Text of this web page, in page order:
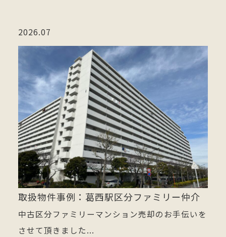
2026.07
取扱物件事例：葛西駅区分ファミリー仲介
中古区分ファミリーマンション売却のお手伝いを
させて頂きました...